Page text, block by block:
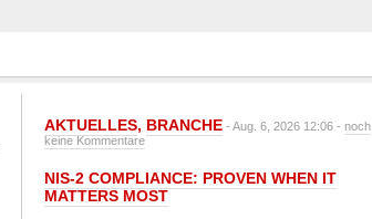
AKTUELLES, BRANCHE - Aug. 6, 2026 12:06 - noch
keine Kommentare
NIS-2 COMPLIANCE: PROVEN WHEN IT
MATTERS MOST